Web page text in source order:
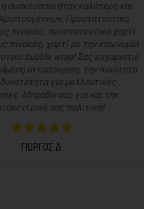
συσκευασία ήταν καλύτερη και
Προστατευτικό
πίνακες, προστατευτικό χαρτί
πίνακες, χαρτί με την επωνυμία
bubble wrap! Σας ευχαριστώ
ανταπόκριση, την ποιότητα
για μελλοντικές
Μπράβο σας για και την
σας πολιτική!
ΓΙΩΡΓΟΣ Δ.